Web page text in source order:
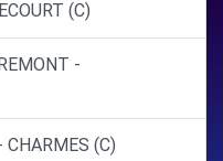
(C)
-
(C)